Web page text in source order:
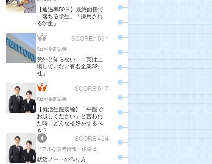
【通過率50％】最終面接で
「落ちる学生」「採用され
る学生」
SCORE:1091
就活特集記事
意外と知らない！「実は上
場していない有名企業32
社」
SCORE:517
就活特集記事
【就活生服装編】「平服で
お越しください」と言われ
た時、どんな格好をするべ
き？
SCORE:404
リアルな選考情報・体験談
就活ノートの作り方